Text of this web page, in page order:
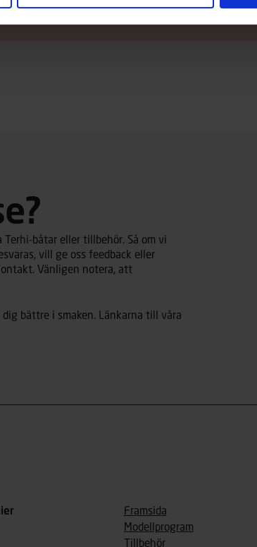
båtar eller tillbehör. Så om vi
vill ge oss feedback eller
Vänligen notera, att
bättre i smaken. Länkarna till våra
Framsida
Modellprogram
Tillbehör